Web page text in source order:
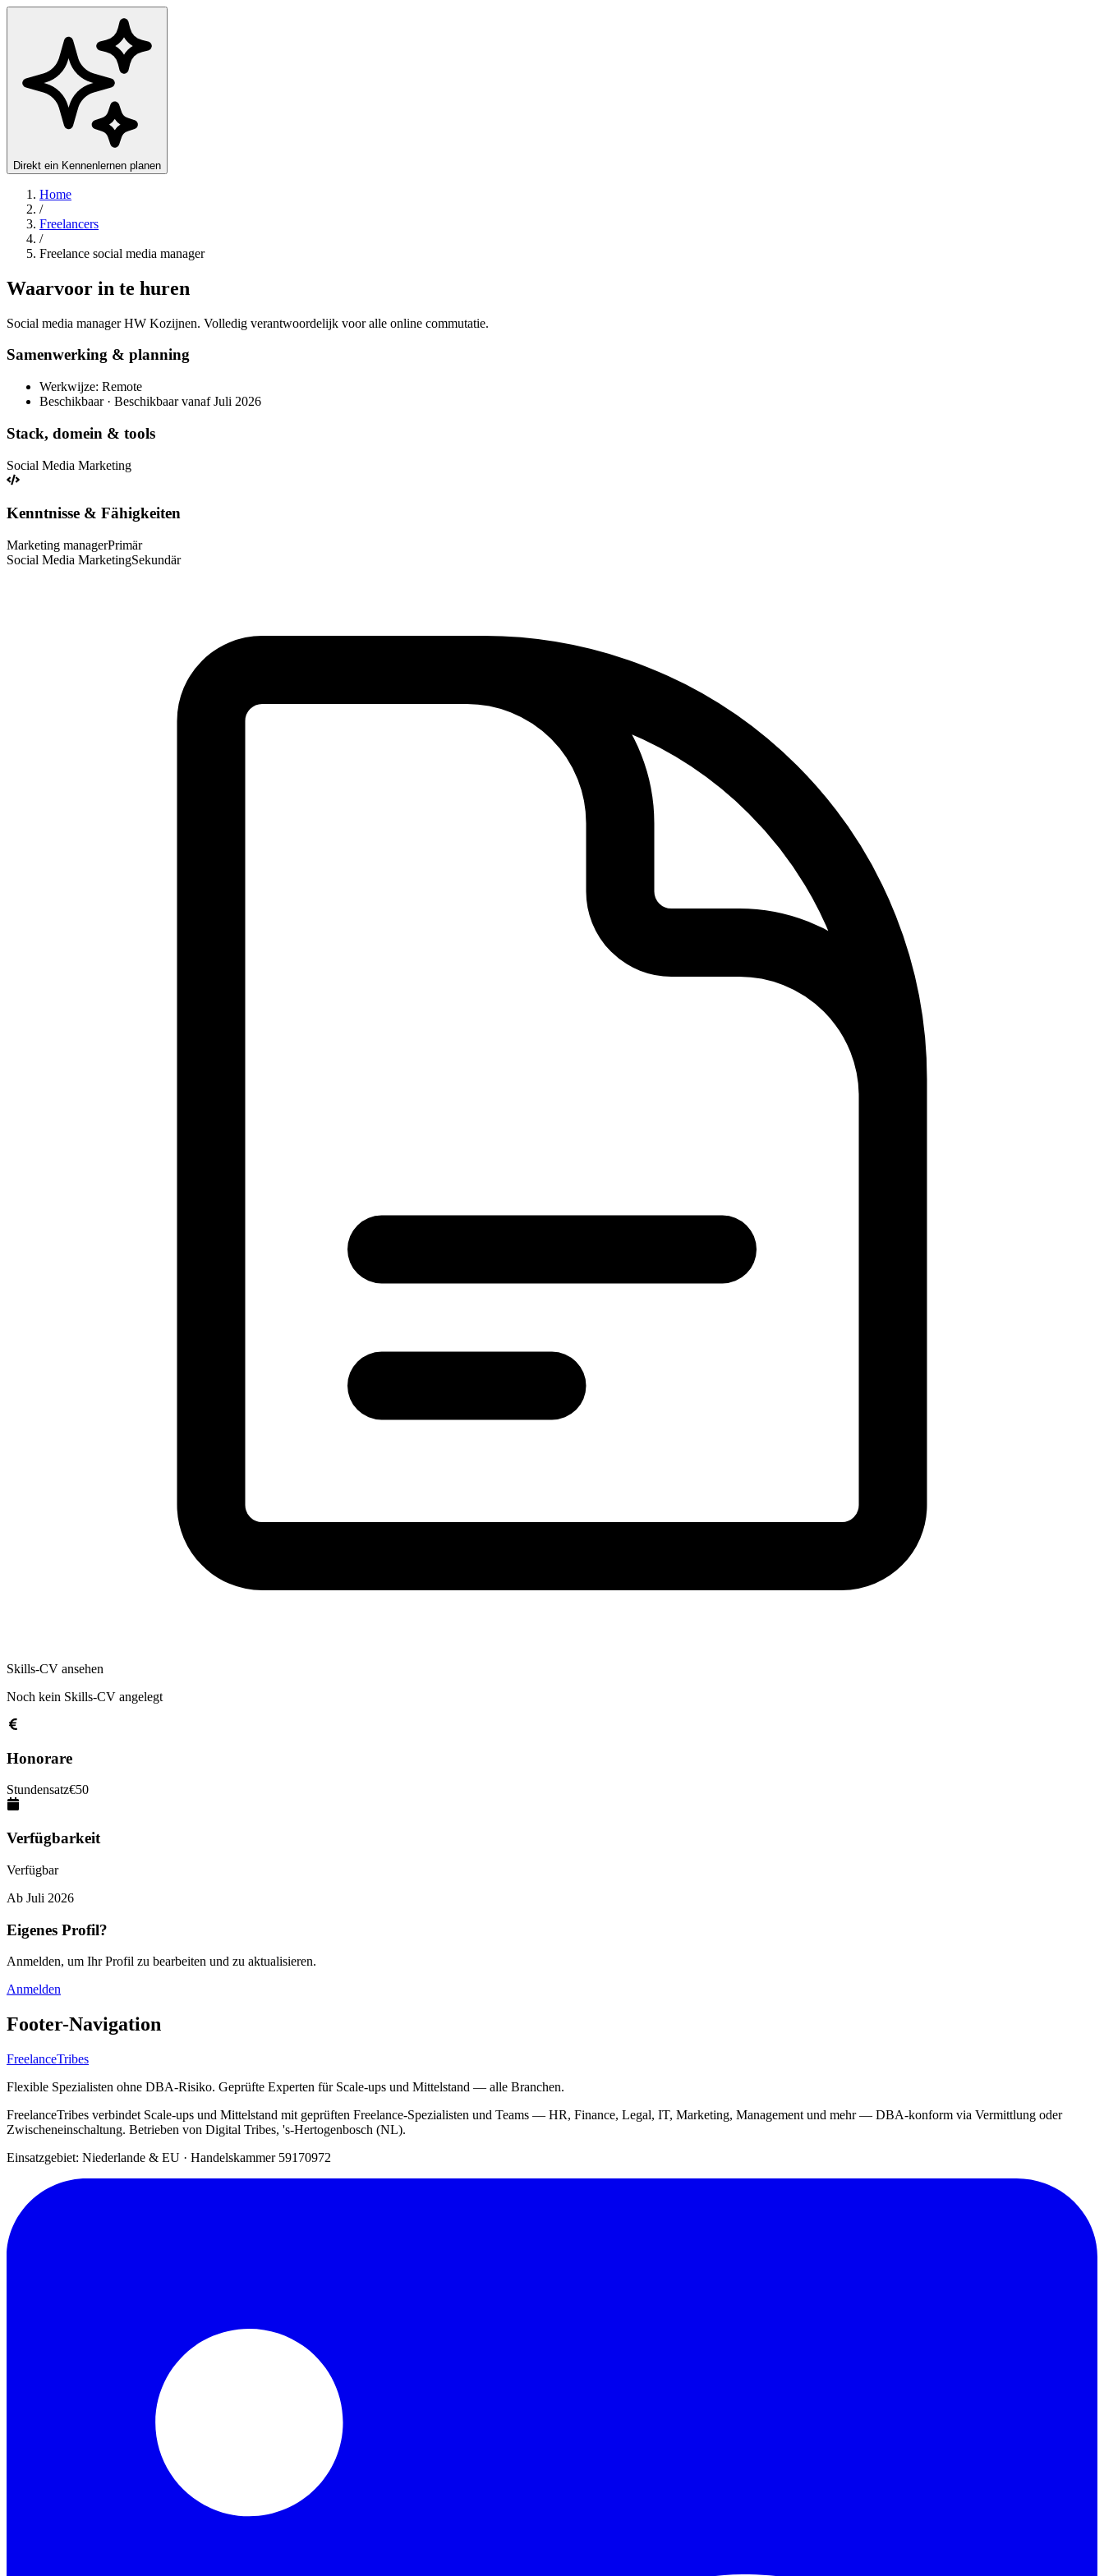
Direkt ein Kennenlernen planen
Home
/
Freelancers
/
Freelance social media manager
Waarvoor in te huren
Social media manager HW Kozijnen. Volledig verantwoordelijk voor alle online commutatie.
Samenwerking & planning
Werkwijze: Remote
Beschikbaar · Beschikbaar vanaf Juli 2026
Stack, domein & tools
Social Media Marketing
Kenntnisse & Fähigkeiten
Marketing managerPrimär
Social Media MarketingSekundär
Skills-CV ansehen
Noch kein Skills-CV angelegt
Honorare
Stundensatz€50
Verfügbarkeit
Verfügbar
Ab Juli 2026
Eigenes Profil?
Anmelden, um Ihr Profil zu bearbeiten und zu aktualisieren.
Anmelden
Footer-Navigation
FreelanceTribes
Flexible Spezialisten ohne DBA-Risiko. Geprüfte Experten für Scale-ups und Mittelstand — alle Branchen.
FreelanceTribes verbindet Scale-ups und Mittelstand mit geprüften Freelance-Spezialisten und Teams — HR, Finance, Legal, IT, Marketing, Management und mehr — DBA-konform via Vermittlung oder
Zwischeneinschaltung. Betrieben von Digital Tribes, 's-Hertogenbosch (NL).
Einsatzgebiet: Niederlande & EU · Handelskammer 59170972